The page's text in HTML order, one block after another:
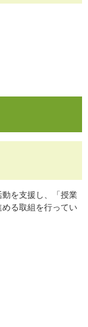
を支援し、「授業
る取組を行ってい